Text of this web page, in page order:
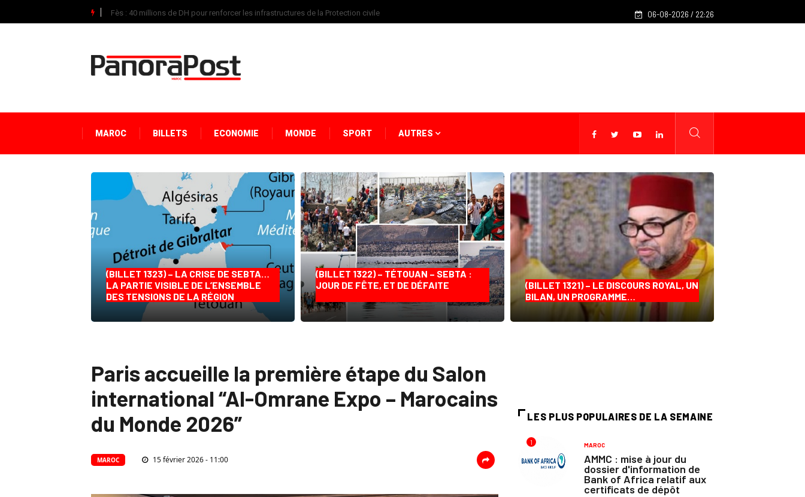
Fès : 40 millions de DH pour renforcer les infrastructures de la Protection civile 06-08-2026 / 22:26
MAROC BILLETS ECONOMIE MONDE SPORT AUTRES
(BILLET 1323) – LA CRISE DE SEBTA…
LA PARTIE VISIBLE DE L’ENSEMBLE
DES TENSIONS DE LA RÉGION
(BILLET 1322) – TÉTOUAN – SEBTA :
JOUR DE FÊTE, ET DE DÉFAITE
(BILLET 1321) – LE DISCOURS ROYAL, UN
BILAN, UN PROGRAMME…
Paris accueille la première étape du Salon
international “Al-Omrane Expo – Marocains
du Monde 2026”
MAROC 15 février 2026 - 11:00
LES PLUS POPULAIRES DE LA SEMAINE
1 MAROC
AMMC : mise à jour du
dossier d'information de
Bank of Africa relatif aux
certificats de dépôt